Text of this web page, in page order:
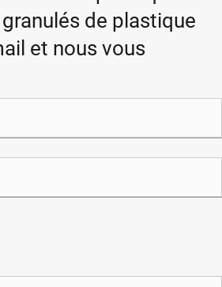
de plastique
et nous vous